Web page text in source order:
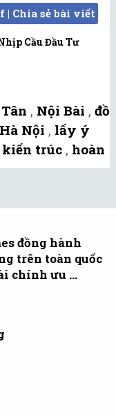
f | Chia sẻ bài viết
Cầu Đầu Tư
, Nội Bài , đồ
Nội , lấy ý
kiến trúc , hoàn
đồng hành
trên toàn quốc
chính ưu ...